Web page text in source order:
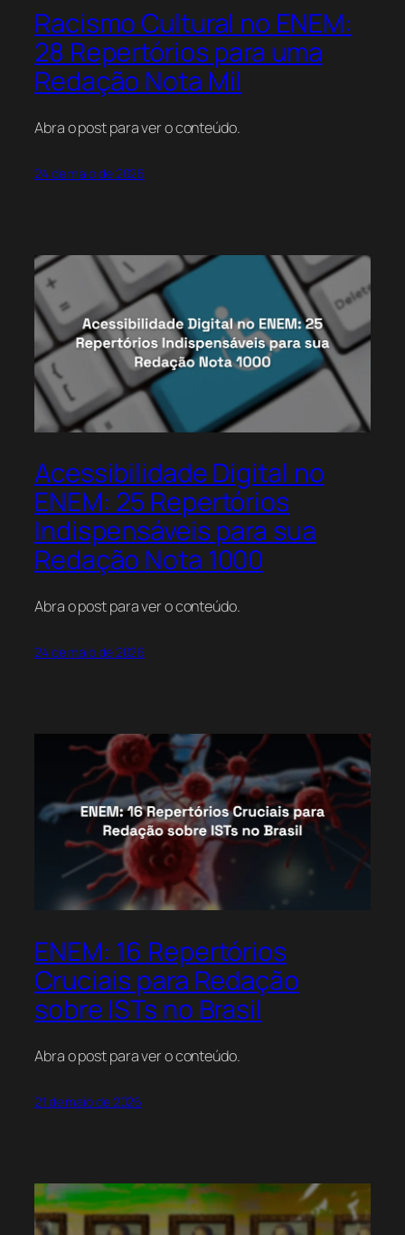
Racismo Cultural no ENEM:
28 Repertórios para uma
Redação Nota Mil
Abra o post para ver o conteúdo.
24 de maio de 2026
Acessibilidade Digital no
ENEM: 25 Repertórios
Indispensáveis para sua
Redação Nota 1000
Abra o post para ver o conteúdo.
24 de maio de 2026
ENEM: 16 Repertórios
Cruciais para Redação
sobre ISTs no Brasil
Abra o post para ver o conteúdo.
21 de maio de 2026